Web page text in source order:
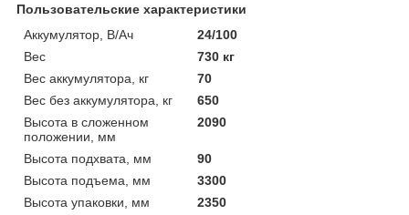
Пользовательские характеристики
Аккумулятор, В/Ач
24/100
Вес
730 кг
Вес аккумулятора, кг
70
Вес без аккумулятора, кг
650
Высота в сложенном
положении, мм
2090
Высота подхвата, мм
90
Высота подъема, мм
3300
Высота упаковки, мм
2350